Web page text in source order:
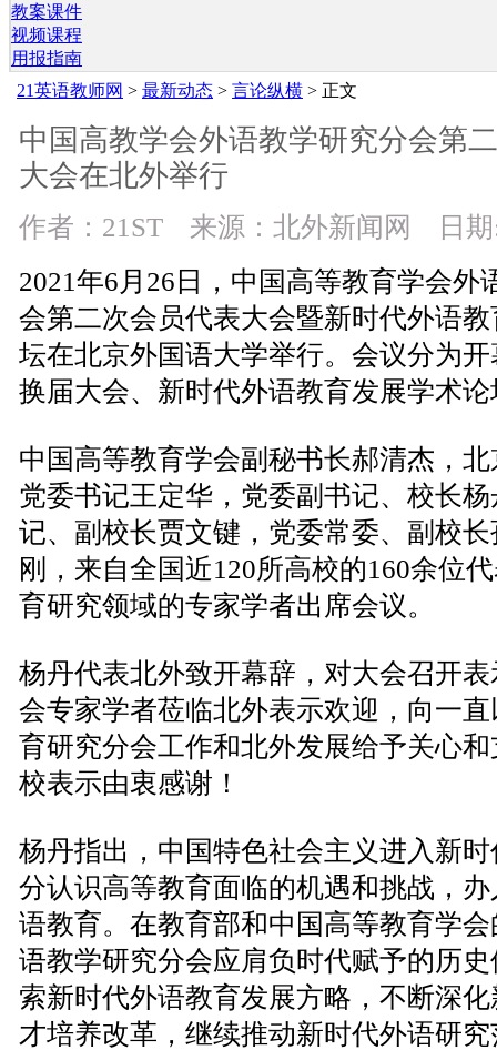
教案课件
视频课程
用报指南
21英语教师网 > 最新动态 > 言论纵横 > 正文
中国高教学会外语教学研究分会第
大会在北外举行
作者：21ST 来源：北外新闻网 日期:
2021年6月26日，中国高等教育学会外
会第二次会员代表大会暨新时代外语
坛在北京外国语大学举行。会议分为
换届大会、新时代外语教育发展学术
中国高等教育学会副秘书长郝清杰，
党委书记王定华，党委副书记、校长
记、副校长贾文键，党委常委、副校
刚，来自全国近120所高校的160余位
育研究领域的专家学者出席会议。
杨丹代表北外致开幕辞，对大会召开
会专家学者莅临北外表示欢迎，向一
育研究分会工作和北外发展给予关心
校表示由衷感谢！
杨丹指出，中国特色社会主义进入新
分认识高等教育面临的机遇和挑战，
语教育。在教育部和中国高等教育学
语教学研究分会应肩负时代赋予的历
索新时代外语教育发展方略，不断深
才培养改革，继续推动新时代外语研